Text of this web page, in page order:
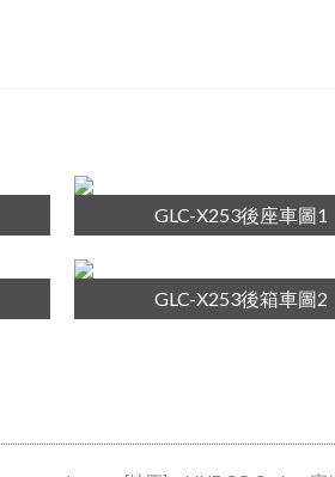
GLC-X253後座車圖1
GLC-X253後箱車圖2